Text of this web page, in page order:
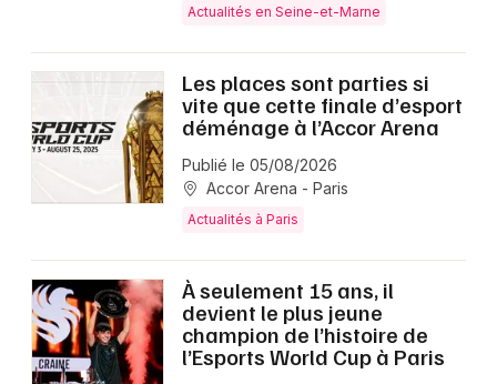
Actualités en Seine-et-Marne
Les places sont parties si
vite que cette finale d’esport
déménage à l’Accor Arena
Publié le 05/08/2026
Accor Arena - Paris
Actualités à Paris
À seulement 15 ans, il
devient le plus jeune
champion de l’histoire de
l’Esports World Cup à Paris